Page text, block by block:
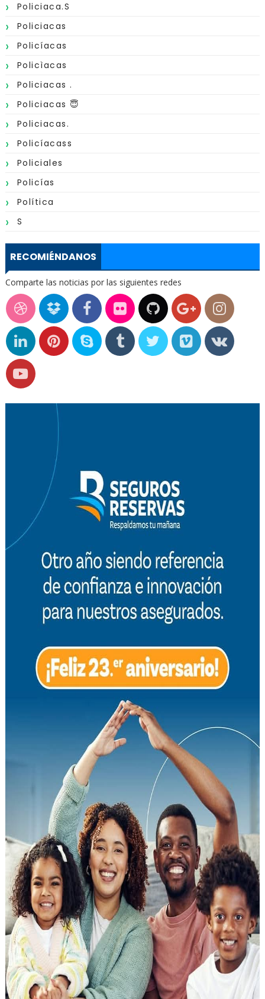
Policiaca.s
Policiacas
Policíacas
Policìacas
Policiacas .
Policiacas 😇
Policiacas.
Policíacass
Policiales
Policías
Política
S
RECOMIÉNDANOS
Comparte las noticias por las siguientes redes